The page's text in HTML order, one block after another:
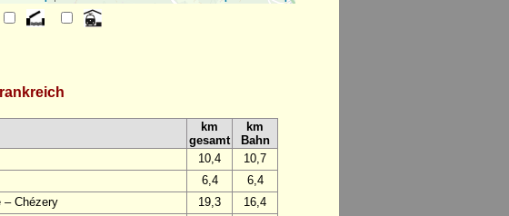
km
gesamt
km
Bahn
10,4
10,7
6,4
6,4
– Chézery 19,3
16,4